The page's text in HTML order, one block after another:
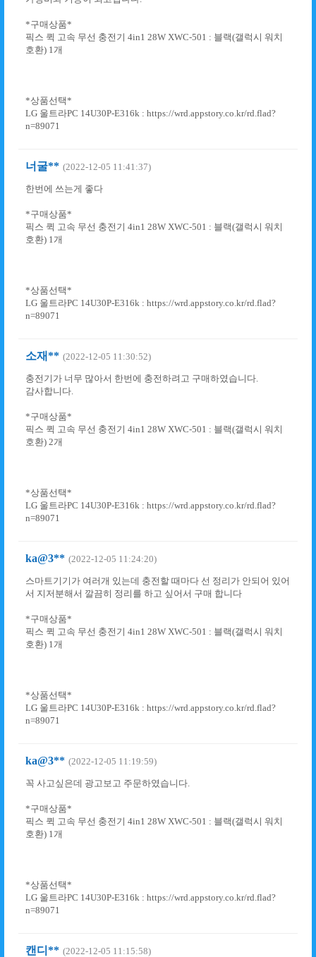
*구매상품*
픽스 퀵 고속 무선 충전기 4in1 28W XWC-501 : 블랙(갤럭시 워치
호환) 1개
*상품선택*
LG 울트라PC 14U30P-E316k : https://wrd.appstory.co.kr/rd.flad?
n=89071
너굴** (2022-12-05 11:41:37)
한번에 쓰는게 좋다
*구매상품*
픽스 퀵 고속 무선 충전기 4in1 28W XWC-501 : 블랙(갤럭시 워치
호환) 1개
*상품선택*
LG 울트라PC 14U30P-E316k : https://wrd.appstory.co.kr/rd.flad?
n=89071
소재** (2022-12-05 11:30:52)
충전기가 너무 많아서 한번에 충전하려고 구매하였습니다.
감사합니다.
*구매상품*
픽스 퀵 고속 무선 충전기 4in1 28W XWC-501 : 블랙(갤럭시 워치
호환) 2개
*상품선택*
LG 울트라PC 14U30P-E316k : https://wrd.appstory.co.kr/rd.flad?
n=89071
ka@3** (2022-12-05 11:24:20)
스마트기기가 여러개 있는데 충전할 때마다 선 정리가 안되어 있어
서 지저분해서 깔끔히 정리를 하고 싶어서 구매 합니다
*구매상품*
픽스 퀵 고속 무선 충전기 4in1 28W XWC-501 : 블랙(갤럭시 워치
호환) 1개
*상품선택*
LG 울트라PC 14U30P-E316k : https://wrd.appstory.co.kr/rd.flad?
n=89071
ka@3** (2022-12-05 11:19:59)
꼭 사고싶은데 광고보고 주문하였습니다.
*구매상품*
픽스 퀵 고속 무선 충전기 4in1 28W XWC-501 : 블랙(갤럭시 워치
호환) 1개
*상품선택*
LG 울트라PC 14U30P-E316k : https://wrd.appstory.co.kr/rd.flad?
n=89071
캔디** (2022-12-05 11:15:58)